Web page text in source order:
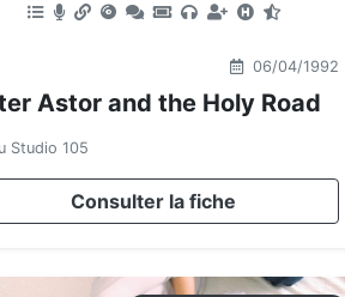
06/04/1992
Astor and the Holy Road
Studio 105
Consulter la fiche